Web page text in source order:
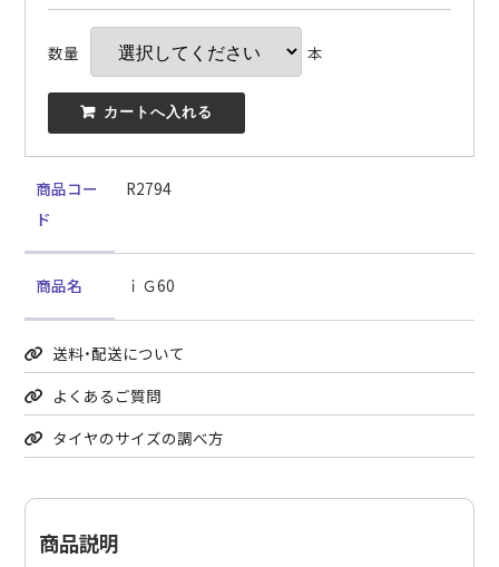
数量 本
 カートへ入れる
商品コー
ド
R2794
商品名 ｉＧ60
送料・配送について
よくあるご質問
タイヤのサイズの調べ方
商品説明